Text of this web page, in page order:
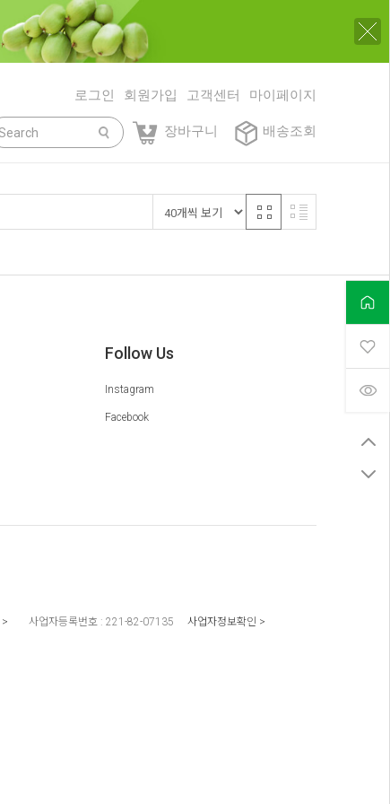
로그인 회원가입 고객센터 마이페이지
장바구니 배송조회
닫기
Follow Us
Instagram
Facebook
사업자등록번호 : 221-82-07135 사업자정보확인